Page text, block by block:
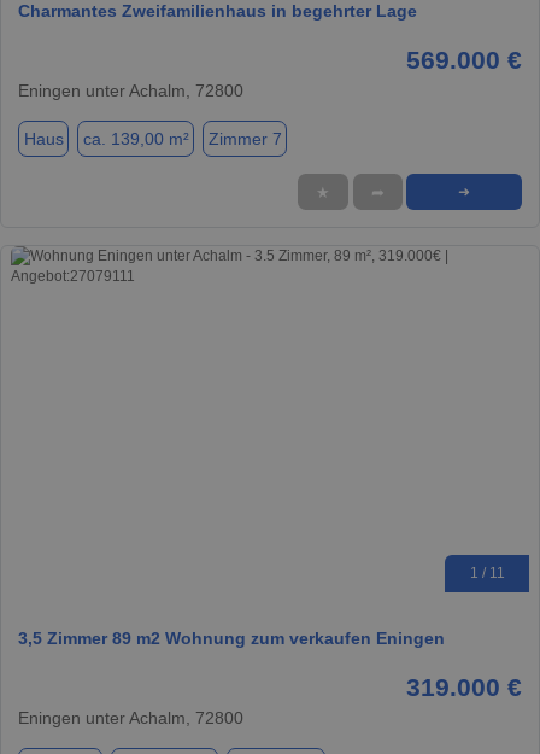
Charmantes Zweifamilienhaus in begehrter Lage
569.000 €
Eningen unter Achalm, 72800
Haus ca. 139,00 m² Zimmer 7
★ ➦ ➜
1 / 11
3,5 Zimmer 89 m2 Wohnung zum verkaufen Eningen
319.000 €
Eningen unter Achalm, 72800